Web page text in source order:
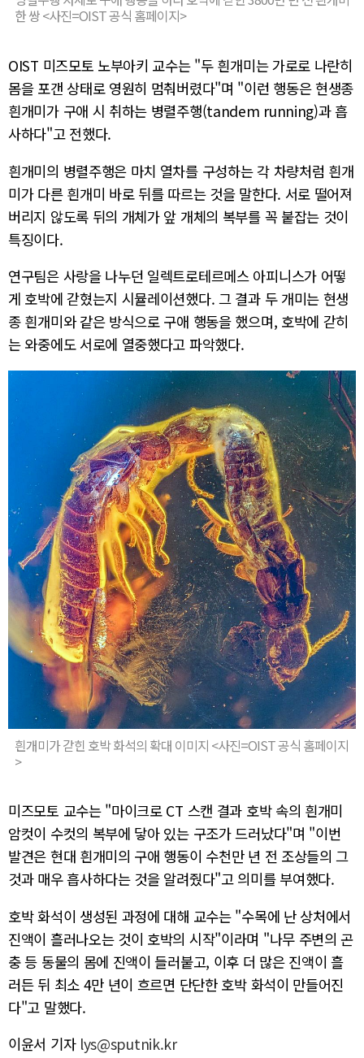
한 쌍 <사진=OIST 공식 홈페이지>
OIST 미즈모토 노부아키 교수는 "두 흰개미는 가로로 나란히
몸을 포갠 상태로 영원히 멈춰버렸다"며 "이런 행동은 현생종
흰개미가 구애 시 취하는 병렬주행(tandem running)과 흡
사하다"고 전했다.
흰개미의 병렬주행은 마치 열차를 구성하는 각 차량처럼 흰개
미가 다른 흰개미 바로 뒤를 따르는 것을 말한다. 서로 떨어져
버리지 않도록 뒤의 개체가 앞 개체의 복부를 꼭 붙잡는 것이
특징이다.
연구팀은 사랑을 나누던 일렉트로테르메스 아피니스가 어떻
게 호박에 갇혔는지 시뮬레이션했다. 그 결과 두 개미는 현생
종 흰개미와 같은 방식으로 구애 행동을 했으며, 호박에 갇히
는 와중에도 서로에 열중했다고 파악했다.
흰개미가 갇힌 호박 화석의 확대 이미지 <사진=OIST 공식 홈페이지
>
미즈모토 교수는 "마이크로 CT 스캔 결과 호박 속의 흰개미
암컷이 수컷의 복부에 닿아 있는 구조가 드러났다"며 "이번
발견은 현대 흰개미의 구애 행동이 수천만 년 전 조상들의 그
것과 매우 흡사하다는 것을 알려줬다"고 의미를 부여했다.
호박 화석이 생성된 과정에 대해 교수는 "수목에 난 상처에서
진액이 흘러나오는 것이 호박의 시작"이라며 "나무 주변의 곤
충 등 동물의 몸에 진액이 들러붙고, 이후 더 많은 진액이 흘
러든 뒤 최소 4만 년이 흐르면 단단한 호박 화석이 만들어진
다"고 말했다.
이윤서 기자 lys@sputnik.kr